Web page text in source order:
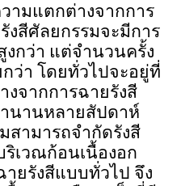
ามแตกต่างจากการ
งสีศัลยกรรมจะมีการ
กว่า แต่จำนวนครั้ง
ว่า โดยทั่วไปจะอยู่ที่
งจากการฉายรังสี
นานหลายสัปดาห์
สามารถจำกัดรังสี
เวณก้อนเนื้องอก
ายรังสีแบบทั่วไป จึง